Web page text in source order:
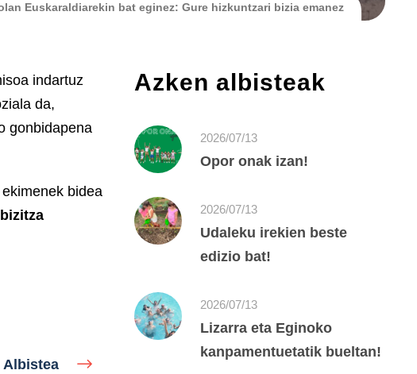
Euskaraldiarekin bat eginez: Gure hizkuntzari bizia emanez
indartuz
da,
gonbidapena
bidea
Albistea
Azken albisteak
2026/07/13
Opor onak izan!
2026/07/13
Udaleku irekien beste
edizio bat!
2026/07/13
Lizarra eta Eginoko
kanpamentuetatik bueltan!